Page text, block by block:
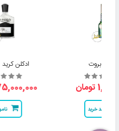
ادکلن بروت
تومان
سبد خرید
ادکلن
75,000,000